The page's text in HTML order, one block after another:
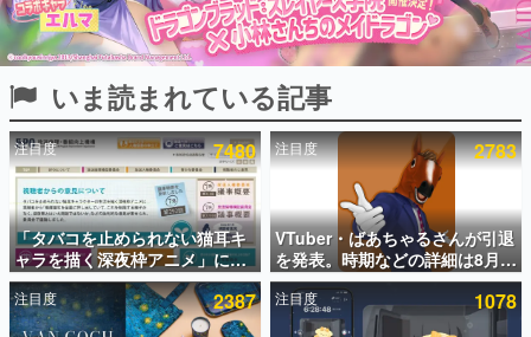
連載・特集一覧
殿堂入り記事
SNS拡散数が数千以上！ ページビュー数万以上！ などな
ど。多くの人々に読まれた、電ファミ渾身の“殿堂入り”記
事をまとめました。
ゲームの企画書
名作ゲームクリエイターの方々に製作時のエピソードをお
聞きし、ヒットする企画（ゲーム）とは何か？を探ってい
きます。
赫本
この物語を解いてはいけない。『赫本』は、〈試験問題〉
の形をした短編ホラー小説集です。
いま読まれている記事
注目度 7480
「タバコを止められない猫耳キ
ャラを描く深夜枠アニメ」に視
聴者の一部から批判意見。違法
薬物の使用と思しき描写も含め
て、BPOが議論を交わす
注目度 2783
VTuber・ばあちゃるさんが引退
を発表。時期などの詳細は8月9
日15時からの配信で説明
注目度 2387 注目度 1078